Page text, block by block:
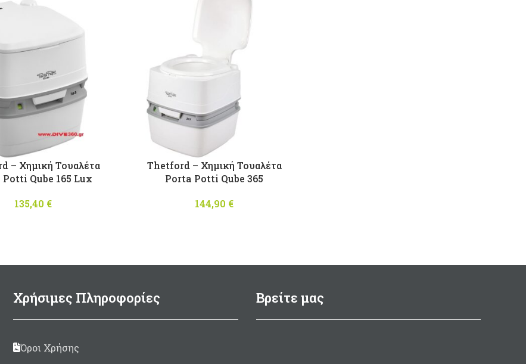
– Χημική Τουαλέτα
Qube 165 Lux
135,40 €
Thetford – Χημική Τουαλέτα
Porta Potti Qube 365
144,90 €
Χρήσιμες Πληροφορίες
Όροι Χρήσης
Βρείτε μας